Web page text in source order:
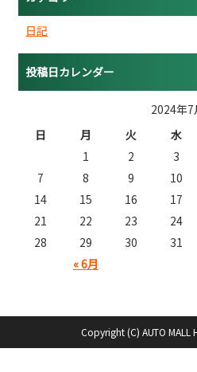
日記
投稿日カレンダー
2024年7
日
月 火 水
« 6月
1 2 3
7
8 9 10
14
15 16 17
21
22 23 24
28
29 30 31
Copyright (C) AUTO MALL